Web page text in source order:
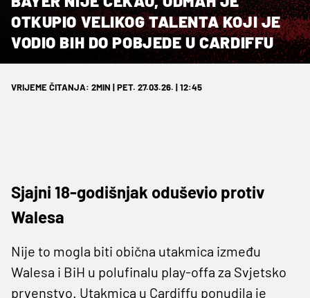
OTKUPIO VELIKOG TALENTA KOJI JE
VODIO BIH DO POBJEDE U CARDIFFU
VRIJEME ČITANJA: 2MIN | PET. 27.03.26. | 12:45
Sjajni 18-godišnjak oduševio protiv
Walesa
Nije to mogla biti obična utakmica između
Walesa i BiH u polufinalu play-offa za Svjetsko
prvenstvo. Utakmica u Cardiffu ponudila je